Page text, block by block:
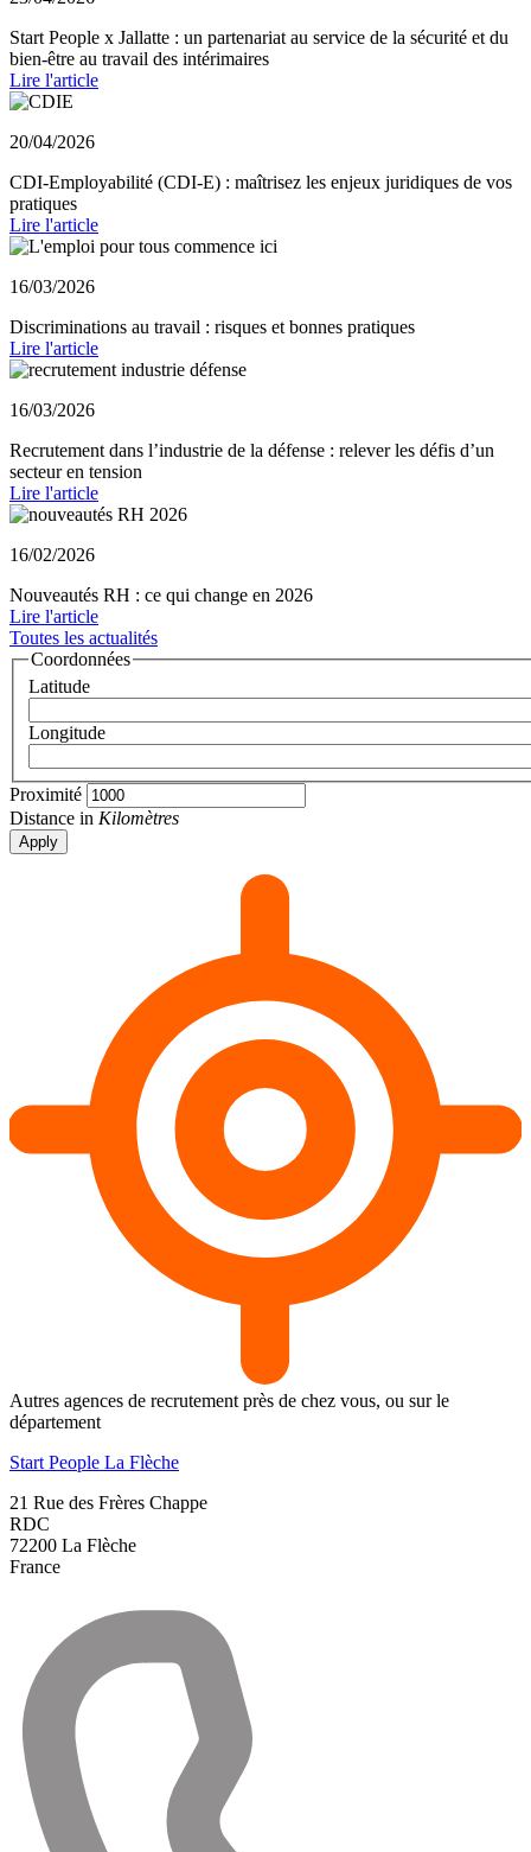
Start People x Jallatte : un partenariat au service de la sécurité et du
bien-être au travail des intérimaires
Lire l'article
20/04/2026
CDI-Employabilité (CDI-E) : maîtrisez les enjeux juridiques de vos
pratiques
Lire l'article
16/03/2026
Discriminations au travail : risques et bonnes pratiques
Lire l'article
16/03/2026
Recrutement dans l’industrie de la défense : relever les défis d’un
secteur en tension
Lire l'article
16/02/2026
Nouveautés RH : ce qui change en 2026
Lire l'article
Toutes les actualités
Coordonnées
Latitude
Longitude
Proximité
Distance in Kilomètres
Autres agences de recrutement près de chez vous, ou sur le
département
Start People La Flèche
21 Rue des Frères Chappe
RDC
72200 La Flèche
France